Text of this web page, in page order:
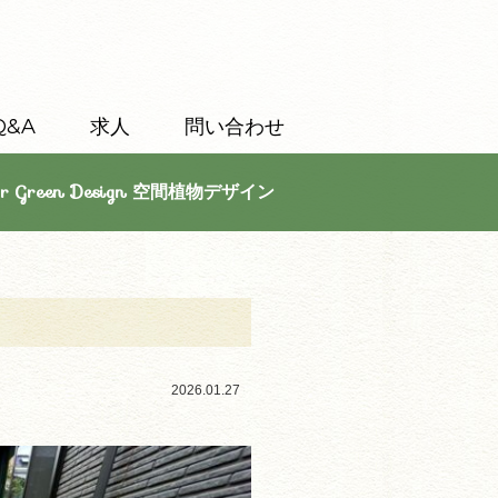
求人 問い合わせ
Green Design 空間植物デザイン
2026.01.27